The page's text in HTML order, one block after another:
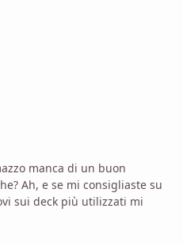
manca di un buon
Ah, e se mi consigliaste su
sui deck più utilizzati mi